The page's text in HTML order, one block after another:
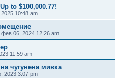
to $100,000.77!
2025 10:48 am
фев 06, 2024 12:26 am
11:59 am
чугунена мивка
2023 3:07 pm